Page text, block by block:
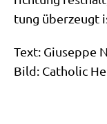
tung über­zeugt
Text: Giu­sep­pe
Bild: Catho­lic